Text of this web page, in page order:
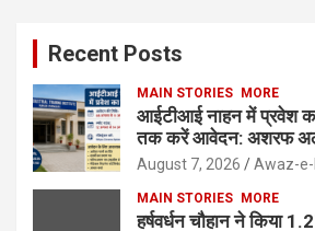
Recent Posts
MAIN STORIES MORE
आईटीआई नाहन में प्रवेश
तक करें आवेदन: अशरफ
August 7, 2026 Awaz-e-
MAIN STORIES MORE
हर्षवर्धन चौहान ने किया